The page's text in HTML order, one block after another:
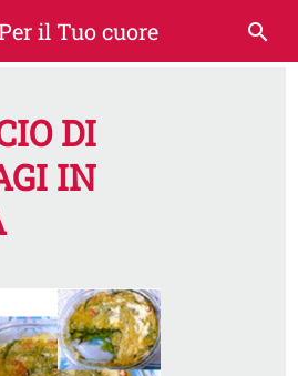
il Tuo cuore search
DI
IN